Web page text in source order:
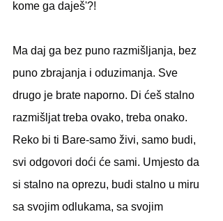
kome ga daješ'?!
Ma daj ga bez puno razmišljanja, bez
puno zbrajanja i oduzimanja. Sve
drugo je brate naporno. Di ćeš stalno
razmišljat treba ovako, treba onako.
Reko bi ti Bare-samo živi, samo budi,
svi odgovori doći će sami. Umjesto da
si stalno na oprezu, budi stalno u miru
sa svojim odlukama, sa svojim